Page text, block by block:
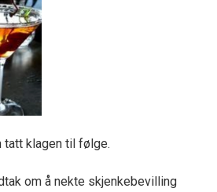
tatt klagen til følge.
om å nekte skjenkebevilling